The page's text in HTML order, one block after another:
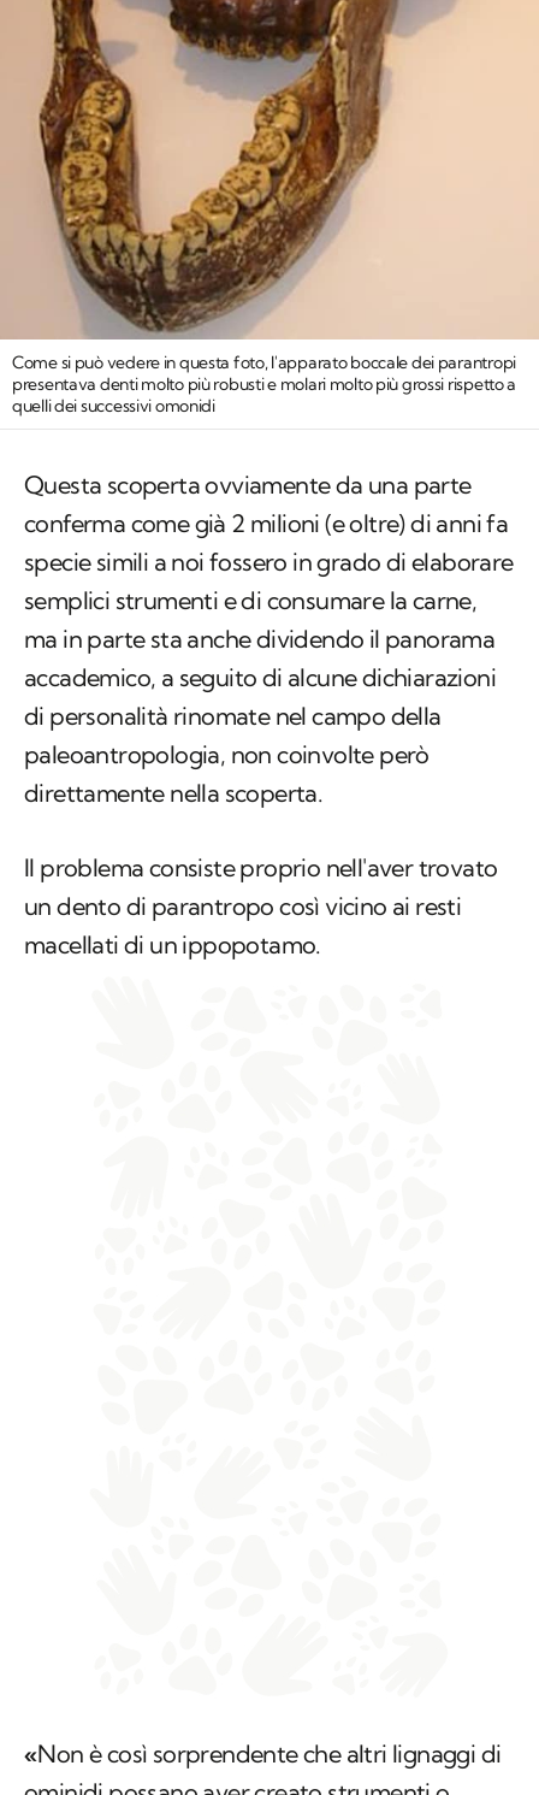
Come si può vedere in questa foto, l'apparato boccale dei parantropi
presentava denti molto più robusti e molari molto più grossi rispetto a
quelli dei successivi omonidi
Questa scoperta ovviamente da una parte
conferma come già 2 milioni (e oltre) di anni fa
specie simili a noi fossero in grado di elaborare
semplici strumenti e di consumare la carne,
ma in parte sta anche dividendo il panorama
accademico, a seguito di alcune dichiarazioni
di personalità rinomate nel campo della
paleoantropologia, non coinvolte però
direttamente nella scoperta.
Il problema consiste proprio nell'aver trovato
un dento di parantropo così vicino ai resti
macellati di un ippopotamo.
«Non è così sorprendente che altri lignaggi di